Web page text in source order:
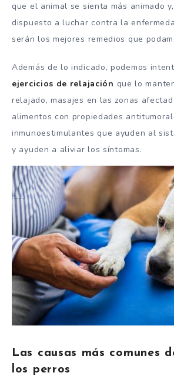
que el animal se sienta más animado
dispuesto a luchar contra la
serán los mejores remedios que
Además de lo indicado, podemos
ejercicios de relajación que lo
relajado, masajes en las zonas
alimentos con propiedades
inmunoestimulantes que ayuden al
y ayuden a aliviar los síntomas.
Las causas más comunes
los perros